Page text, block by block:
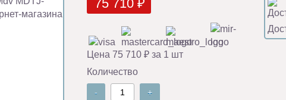
75 710 ₽
Цена 75 710 ₽ за 1 шт
Количество
- +